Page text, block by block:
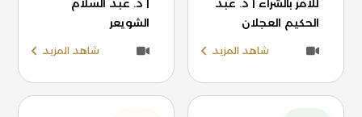
للآمر بالشراء | د. عبد
الحكيم العجلان
شاهد المزيد
| د. عبد السلام
الشويعر
شاهد المزيد